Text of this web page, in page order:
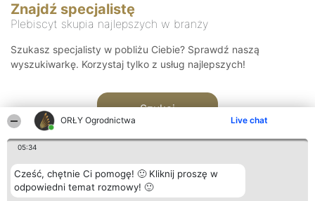
ORŁY Ogrodnictwa Live chat
05:34
Cześć, chętnie Ci pomogę! 🙂 Kliknij proszę w
odpowiedni temat rozmowy! 🙂
Znajdź specjalistę
Plebiscyt skupia najlepszych w branży
Szukasz specjalisty w pobliżu Ciebie? Sprawdź naszą
wyszukiwarkę. Korzystaj tylko z usług najlepszych!
Szukaj